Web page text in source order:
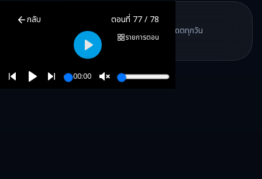
กลับ ตอนที่ 77/ 78
รายการตอน
00:00
Play
วันคล
RA15 เป็นเว็บไซต์ดูซีรี่ส์จีนออนไลน์ฟรี ที่รวบรวมหนังจีน ละครจีน มิ
RA15 Drama
RA15 Drama
รวมซีรี่ส์จีน ละครสั้น หนังแนวตั้ง พากย์ไทย อัปเดตทุกวัน
RA15 Drama